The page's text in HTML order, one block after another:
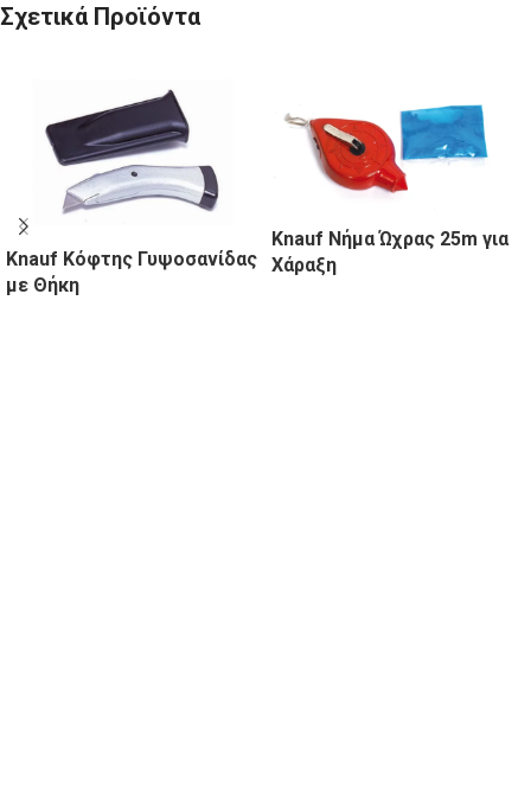
Σχετικά Προϊόντα
Knauf Κόφτης Γυψοσανίδας
με Θήκη
Knauf Νήμα Ώχρας 25m για
Χάραξη